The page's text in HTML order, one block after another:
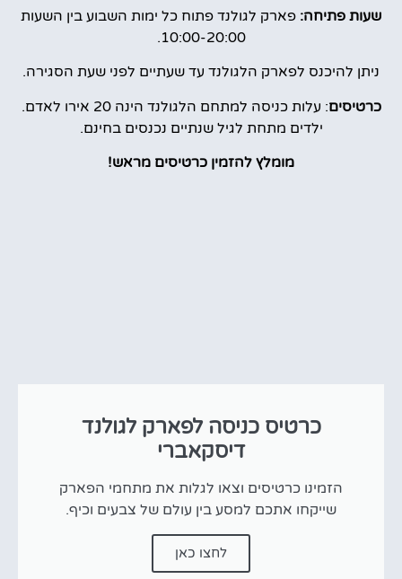
שעות פתיחה: פארק לגולנד פתוח כל ימות השבוע בין השעות
10:00-20:00.
ניתן להיכנס לפארק הלגולנד עד שעתיים לפני שעת הסגירה.
כרטיסים
: עלות כניסה למתחם הלגולנד הינה 20 אירו לאדם.
ילדים מתחת לגיל שנתיים נכנסים בחינם.
מומלץ להזמין כרטיסים מראש!
כרטיס כניסה לפארק לגולנד
דיסקאברי
הזמינו כרטיסים וצאו לגלות את מתחמי הפארק
שייקחו אתכם למסע בין עולם של צבעים וכיף.
לחצו כאן